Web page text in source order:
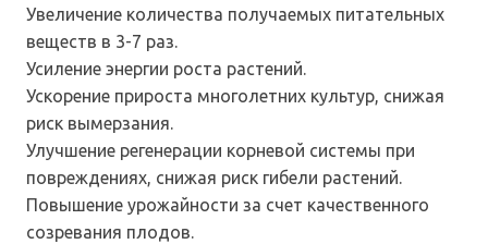
Увеличение количества получаемых питательных
веществ в 3-7 раз.
Усиление энергии роста растений.
Ускорение прироста многолетних культур, снижая
риск вымерзания.
Улучшение регенерации корневой системы при
повреждениях, снижая риск гибели растений.
Повышение урожайности за счет качественного
созревания плодов.